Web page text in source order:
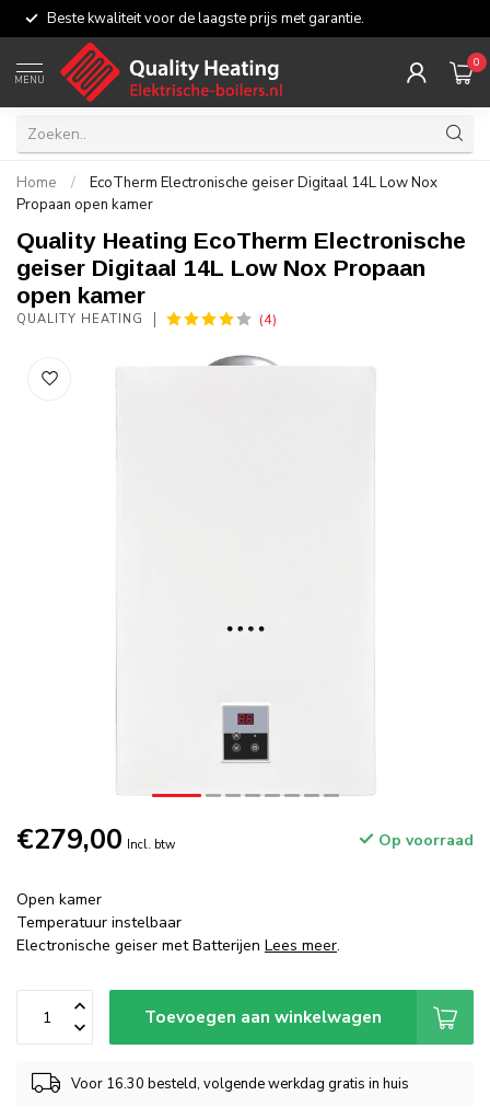
Beste kwaliteit voor de laagste prijs met garantie.
MENU
0
Home /
EcoTherm Electronische geiser Digitaal 14L Low Nox
Propaan open kamer
Quality Heating EcoTherm Electronische
geiser Digitaal 14L Low Nox Propaan
open kamer
QUALITY HEATING (4)
€279,00 Incl. btw Op voorraad
Open kamer
Temperatuur instelbaar
Electronische geiser met Batterijen Lees meer.
Toevoegen aan winkelwagen
Voor 16.30 besteld, volgende werkdag gratis in huis